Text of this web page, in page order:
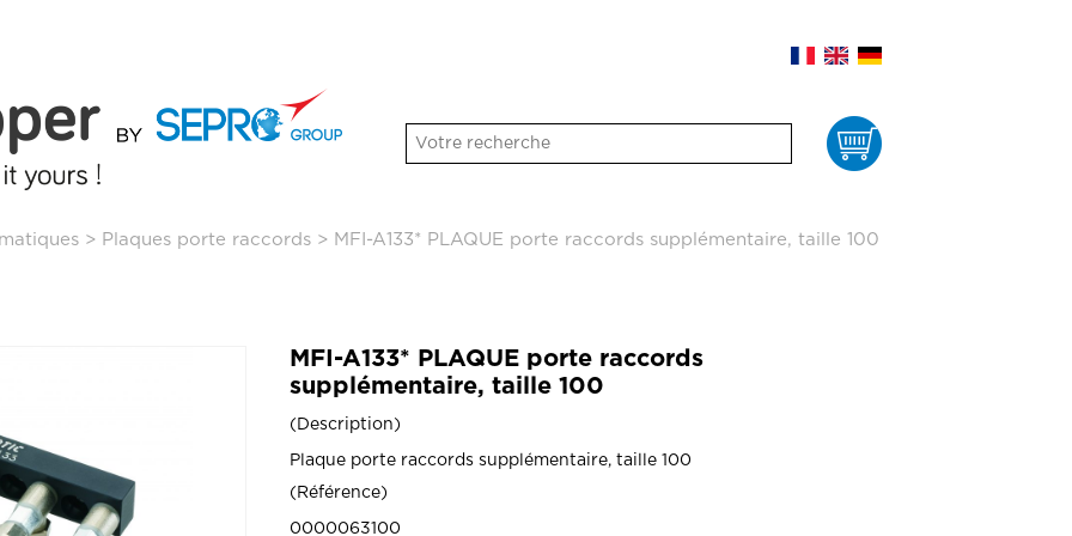
Panier
> Plaques porte raccords > MFI-A133* PLAQUE porte raccords supplémentaire, taille 100
MFI-A133* PLAQUE porte raccords
supplémentaire, taille 100
Description
Plaque porte raccords supplémentaire, taille 100
Référence
0000063100